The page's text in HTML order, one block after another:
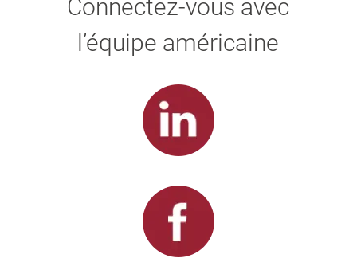
Connectez-vous avec
l’équipe américaine